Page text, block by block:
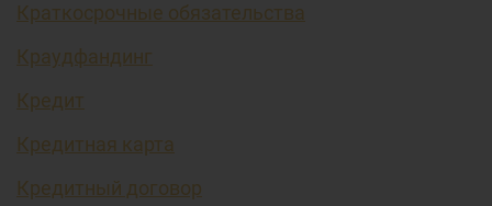
Краткосрочные обязательства
Краудфандинг
Кредит
Кредитная карта
Кредитный договор